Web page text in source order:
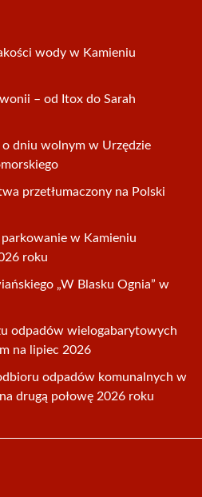
wody w Kamieniu
– od Itox do Sarah
dniu wolnym w Urzędzie
przetłumaczony na Polski
w Kamieniu
roku
„W Blasku Ognia” w
odpadów wielogabarytowych
na lipiec 2026
odpadów komunalnych w
drugą połowę 2026 roku